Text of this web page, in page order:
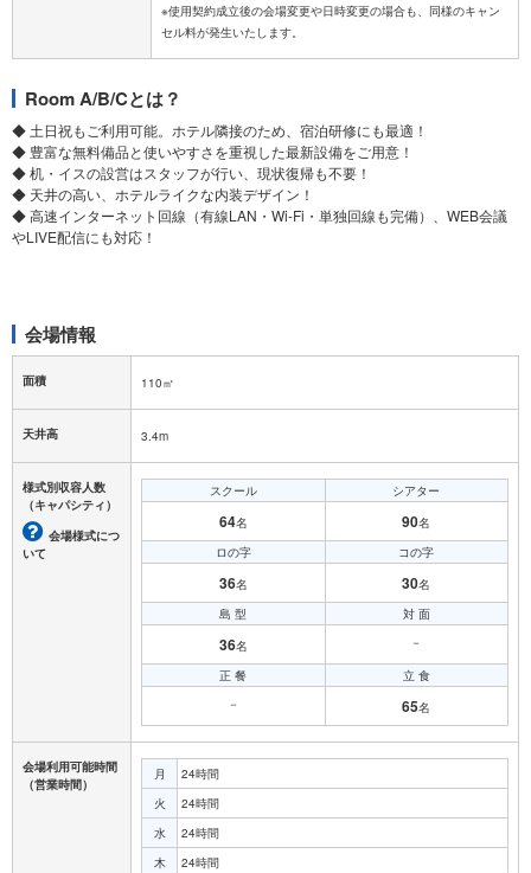
※使用契約成立後の会場変更や日時変更の場合も、同様のキャン
Room A/B/Cとは？
◆ 土日祝もご利用可能。ホテル隣接のため、宿泊研修にも最適！
◆ 豊富な無料備品と使いやすさを重視した最新設備をご用意！
◆ 机・イスの設営はスタッフが行い、現状復帰も不要！
◆ 天井の高い、ホテルライクな内装デザイン！
◆ 高速インターネット回線（有線LAN・Wi-Fi・単独回線も完備）、WEB会議
やLIVE配信にも対応！
会場情報
面積 110㎡
天井高 3.4m
様式別収容人数
（キャパシティ）
会場様式につ
いて
スクール
64名
シアター
90名
ロの字
36名
コの字
30名
島 型
36名
対 面
－
正 餐
－
立 食
65名
会場利用可能時間
（営業時間）
月
24時間
火
24時間
水
24時間
木
24時間